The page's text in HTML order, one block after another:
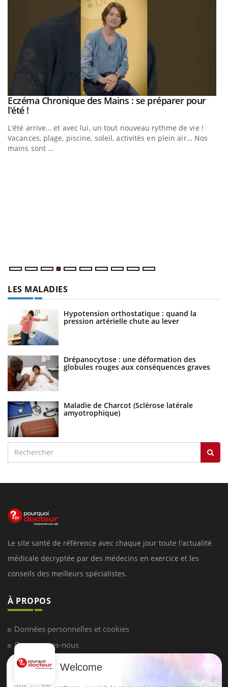
Youtube
Eczéma Chronique des Mains : se préparer pour
l’été !Youtube
L'été arrive… et avec lui, un tout nouveau rythme de vie !
Vacances, plage, piscine, soleil, activités en plein air… Nos
mains sont ...
LES MALADIES
Hypotension orthostatique : quand la
pression artérielle chute au lever
Drépanocytose : une déformation des
globules rouges aux conséquences graves
Maladie de Charcot (Sclérose latérale
amyotrophique)
Le site santé de référence avec chaque jour toute l'actualité
médicale decryptée par des médecins en exercice et les
conseils des meilleurs spécialistes.
À PROPOS
Données personnelles et cookies
Qui sommes-nous
Conditions d'utilisation
Welcome